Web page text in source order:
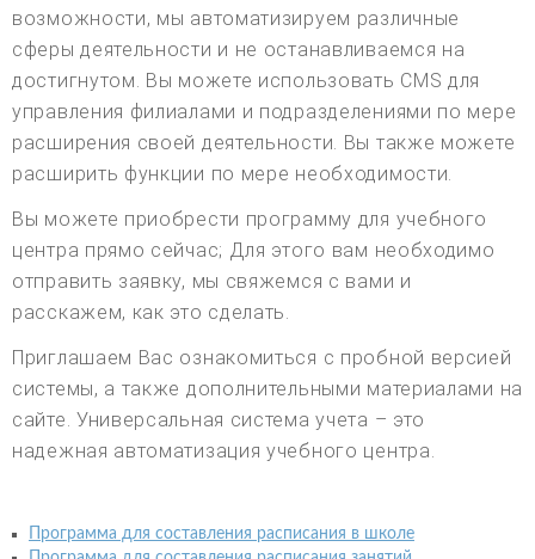
возможности, мы автоматизируем различные
сферы деятельности и не останавливаемся на
достигнутом. Вы можете использовать CMS для
управления филиалами и подразделениями по мере
расширения своей деятельности. Вы также можете
расширить функции по мере необходимости.
Вы можете приобрести программу для учебного
центра прямо сейчас; Для этого вам необходимо
отправить заявку, мы свяжемся с вами и
расскажем, как это сделать.
Приглашаем Вас ознакомиться с пробной версией
системы, а также дополнительными материалами на
сайте. Универсальная система учета – это
надежная автоматизация учебного центра.
Программа для составления расписания в школе